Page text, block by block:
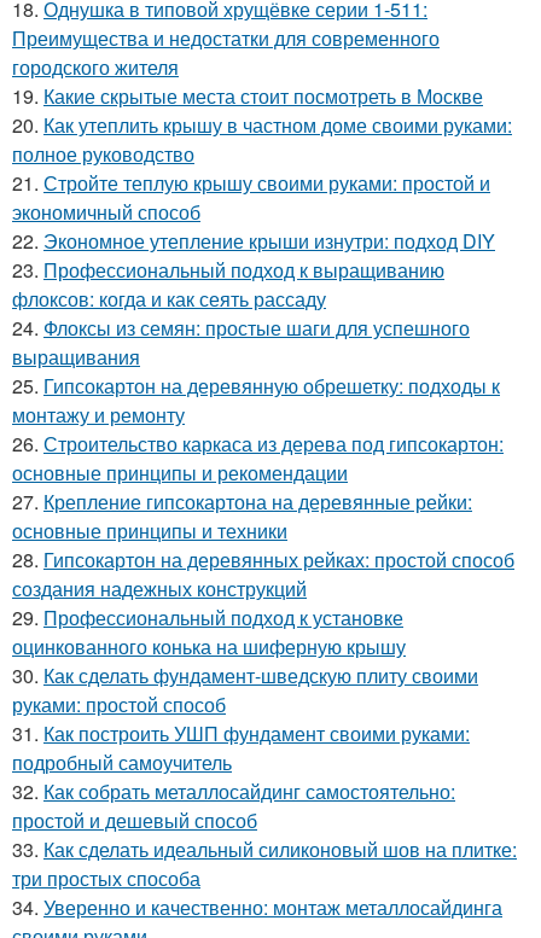
18. Однушка в типовой хрущёвке серии 1-511:
Преимущества и недостатки для современного
городского жителя
19. Какие скрытые места стоит посмотреть в Москве
20. Как утеплить крышу в частном доме своими руками:
полное руководство
21. Стройте теплую крышу своими руками: простой и
экономичный способ
22. Экономное утепление крыши изнутри: подход DIY
23. Профессиональный подход к выращиванию
флоксов: когда и как сеять рассаду
24. Флоксы из семян: простые шаги для успешного
выращивания
25. Гипсокартон на деревянную обрешетку: подходы к
монтажу и ремонту
26. Строительство каркаса из дерева под гипсокартон:
основные принципы и рекомендации
27. Крепление гипсокартона на деревянные рейки:
основные принципы и техники
28. Гипсокартон на деревянных рейках: простой способ
создания надежных конструкций
29. Профессиональный подход к установке
оцинкованного конька на шиферную крышу
30. Как сделать фундамент-шведскую плиту своими
руками: простой способ
31. Как построить УШП фундамент своими руками:
подробный самоучитель
32. Как собрать металлосайдинг самостоятельно:
простой и дешевый способ
33. Как сделать идеальный силиконовый шов на плитке:
три простых способа
34. Уверенно и качественно: монтаж металлосайдинга